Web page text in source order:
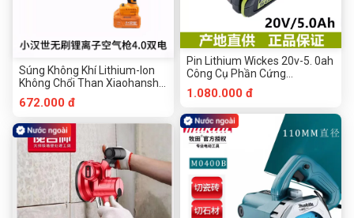
Súng Không Khí Lithium-Ion
Không Chổi Than Xiaohanshi
XHS-7022 Điện Kép Công Cụ
Phần Cứng Chuanmu 4.0
672.000 đ
Pin Lithium Wickes 20v-5. 0ah
Công Cụ Phần Cứng
Chuanmu
1.080.000 đ